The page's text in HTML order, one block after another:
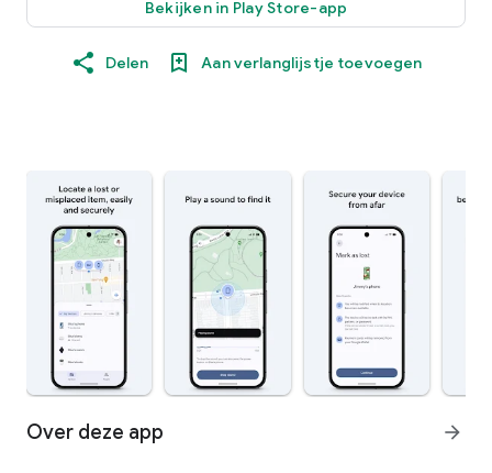
Bekijken in Play Store-app
Delen Aan verlanglijstje toevoegen
Over deze app arrow_forward